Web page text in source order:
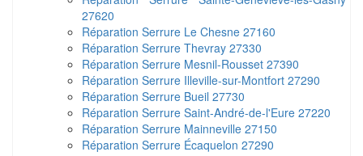
27620
Réparation Serrure Le Chesne 27160
Réparation Serrure Thevray 27330
Réparation Serrure Mesnil-Rousset 27390
Réparation Serrure Illeville-sur-Montfort 27290
Réparation Serrure Bueil 27730
Réparation Serrure Saint-André-de-l'Eure 27220
Réparation Serrure Mainneville 27150
Réparation Serrure Écaquelon 27290